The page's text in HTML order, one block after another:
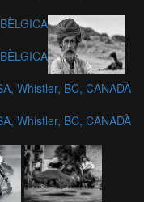
Whistler, BC, CANADÀ
Whistler, BC, CANADÀ